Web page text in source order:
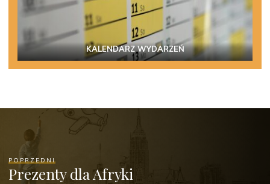
KALENDARZ WYDARZEŃ
POPRZEDNI
Prezenty dla Afryki